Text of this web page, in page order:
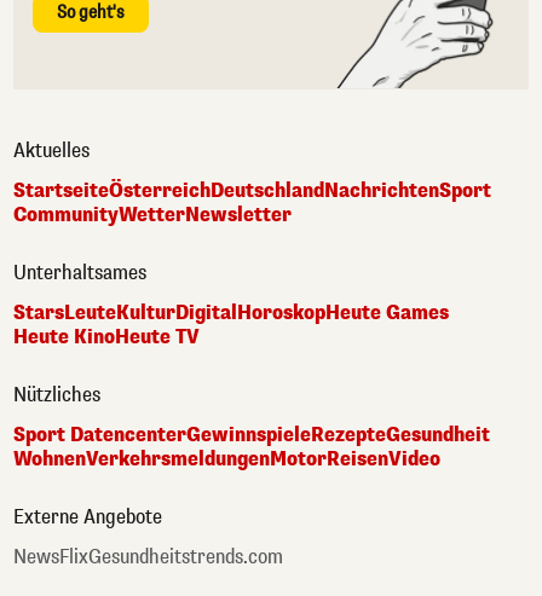
So geht's
Aktuelles
StartseiteÖsterreichDeutschlandNachrichtenSport
CommunityWetterNewsletter
Unterhaltsames
StarsLeuteKulturDigital HoroskopHeute Games
Heute KinoHeute TV
Nützliches
Sport DatencenterGewinnspieleRezepteGesundheit
WohnenVerkehrsmeldungenMotorReisenVideo
Externe Angebote
NewsFlixGesundheitstrends.com